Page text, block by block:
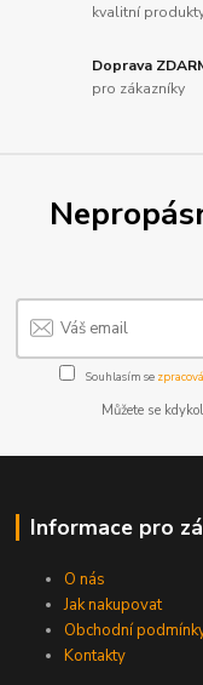
kvalitní
Doprava
pro zákazníky
Souhlasím se
Můžete se
Informace pro
O nás
Jak nakupovat
Obchodní
Kontakty